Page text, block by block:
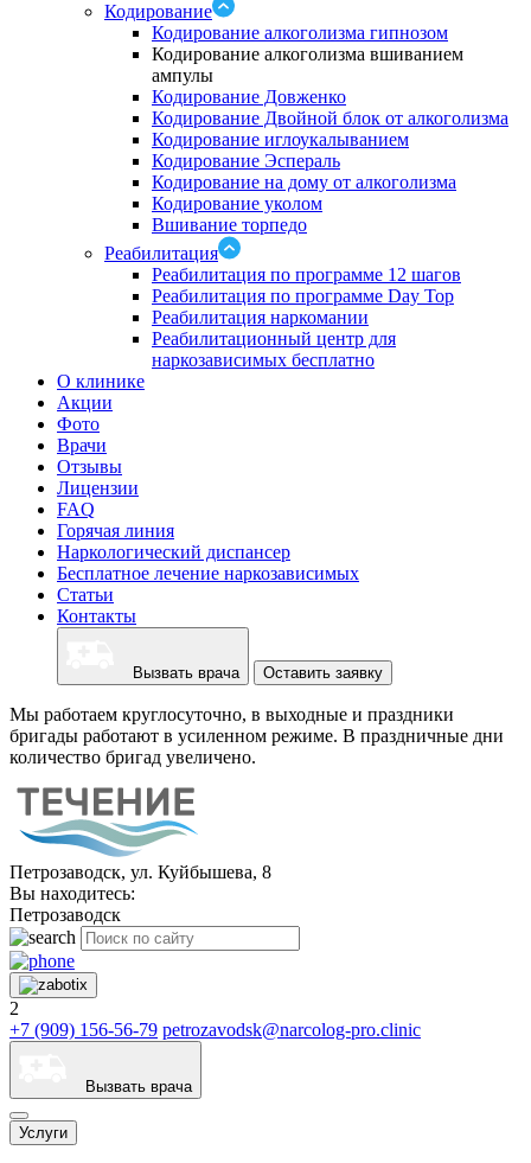
Кодирование
Кодирование алкоголизма гипнозом
Кодирование алкоголизма вшиванием
ампулы
Кодирование Довженко
Кодирование Двойной блок от алкоголизма
Кодирование иглоукалыванием
Кодирование Эспераль
Кодирование на дому от алкоголизма
Кодирование уколом
Вшивание торпедо
Реабилитация
Реабилитация по программе 12 шагов
Реабилитация по программе Day Top
Реабилитация наркомании
Реабилитационный центр для
наркозависимых бесплатно
О клинике
Акции
Фото
Врачи
Отзывы
Лицензии
FAQ
Горячая линия
Наркологический диспансер
Бесплатное лечение наркозависимых
Статьи
Контакты
Вызвать врача Оставить заявку
Мы работаем круглосуточно, в выходные и праздники
бригады работают в усиленном режиме. В праздничные дни
количество бригад увеличено.
Петрозаводск, ул. Куйбышева, 8
Вы находитесь:
Петрозаводск
2
+7 (909) 156-56-79 petrozavodsk@narcolog-pro.clinic
Вызвать врача
Услуги